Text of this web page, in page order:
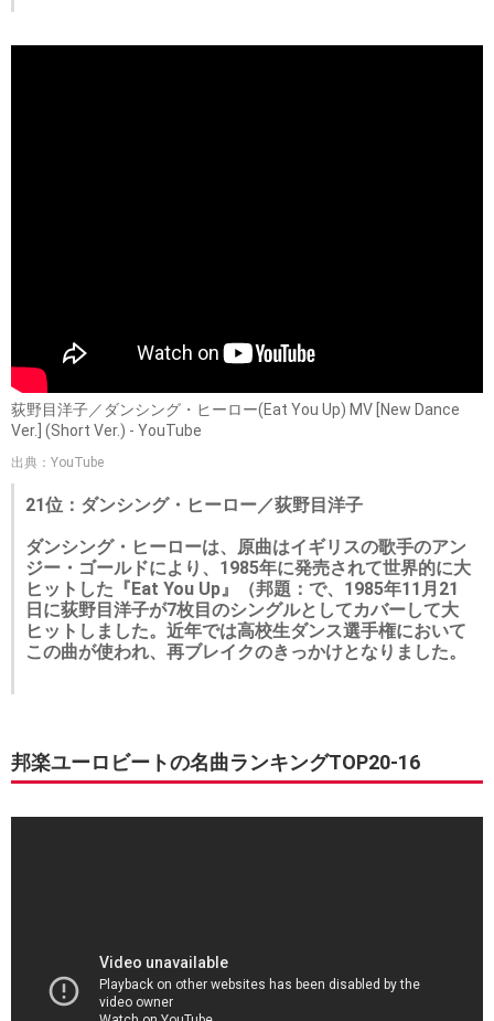
荻野目洋子／ダンシング・ヒーロー(Eat You Up) MV [New Dance
Ver.] (Short Ver.) - YouTube
出典：YouTube
21位：ダンシング・ヒーロー／荻野目洋子
ダンシング・ヒーローは、原曲はイギリスの歌手のアン
ジー・ゴールドにより、1985年に発売されて世界的に大
ヒットした『Eat You Up』（邦題：で、1985年11月21
日に荻野目洋子が7枚目のシングルとしてカバーして大
ヒットしました。近年では高校生ダンス選手権において
この曲が使われ、再ブレイクのきっかけとなりました。
邦楽ユーロビートの名曲ランキングTOP20-16